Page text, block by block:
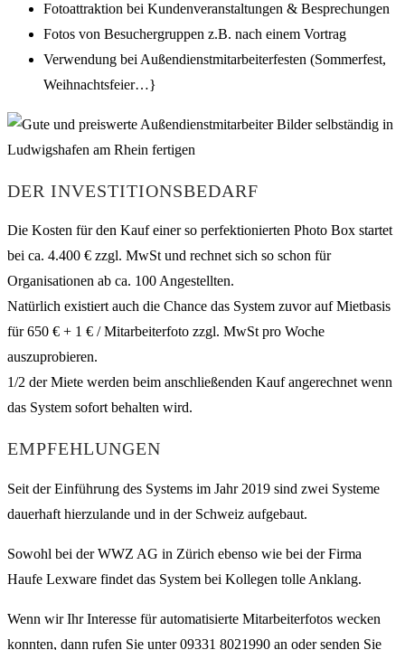
Fotoattraktion bei Kundenveranstaltungen & Besprechungen
Fotos von Besuchergruppen z.B. nach einem Vortrag
Verwendung bei Außendienstmitarbeiterfesten (Sommerfest,
Weihnachtsfeier…}
DER INVESTITIONSBEDARF
Die Kosten für den Kauf einer so perfektionierten Photo Box startet
bei ca. 4.400 € zzgl. MwSt und rechnet sich so schon für
Organisationen ab ca. 100 Angestellten.
Natürlich existiert auch die Chance das System zuvor auf Mietbasis
für 650 € + 1 € / Mitarbeiterfoto zzgl. MwSt pro Woche
auszuprobieren.
1/2 der Miete werden beim anschließenden Kauf angerechnet wenn
das System sofort behalten wird.
EMPFEHLUNGEN
Seit der Einführung des Systems im Jahr 2019 sind zwei Systeme
dauerhaft hierzulande und in der Schweiz aufgebaut.
Sowohl bei der WWZ AG in Zürich ebenso wie bei der Firma
Haufe Lexware findet das System bei Kollegen tolle Anklang.
Wenn wir Ihr Interesse für automatisierte Mitarbeiterfotos wecken
konnten, dann rufen Sie unter 09331 8021990 an oder senden Sie